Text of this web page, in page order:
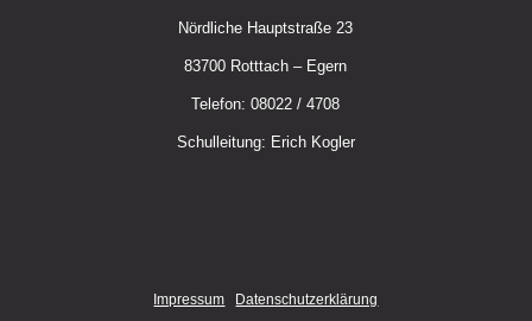
Nördliche Hauptstraße 23
83700 Rotttach – Egern
Telefon: 08022 / 4708
Schulleitung: Erich Kogler
Impressum Datenschutzerklärung